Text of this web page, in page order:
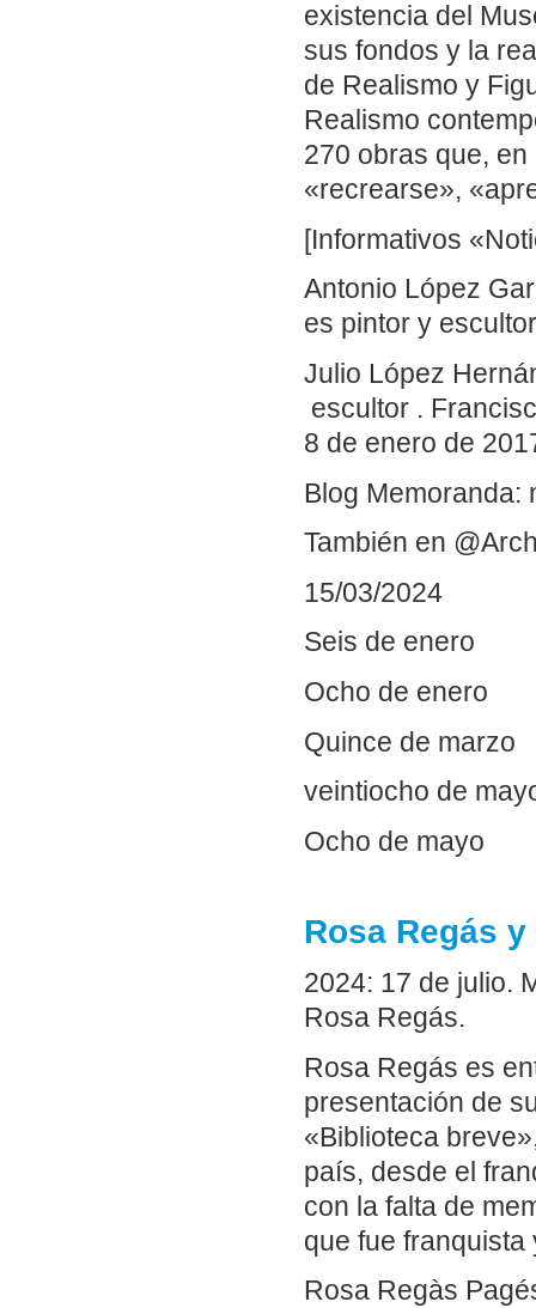
existencia del
sus fondos y la
de Realismo y
Realismo
270 obras que,
«recrearse»,
[Informativos
Antonio López
es pintor y
Julio López
escultor .
8 de enero de
Blog Memoranda:
También en
15/03/2024
Seis de enero
Ocho de enero
Quince de marzo
veintiocho de
Ocho de mayo
Rosa Regás
2024: 17 de julio.
Rosa Regás.
Rosa Regás es
presentación de
«Biblioteca
país, desde el
con la falta de
que fue
Rosa Regàs